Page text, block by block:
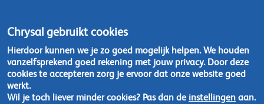
1411 DD Naarden
Nederland
Tel: +31 (0)35 - 695 58 88
Neem contact op
Chrysal gebruikt cookies
Hierdoor kunnen we je zo goed mogelijk helpen. We houden
vanzelfsprekend goed rekening met jouw privacy. Door deze
cookies te accepteren zorg je ervoor dat onze website goed
werkt.
Wil je toch liever minder cookies? Pas dan de instellingen aan.